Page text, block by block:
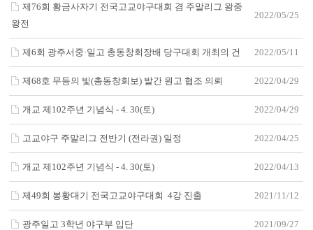
제76회 황금사자기 전국고교야구대회 겸 주말리그 왕중
왕전
2022/05/25
제6회 광주서중·일고 총동창회장배 당구대회 개최의 건 2022/05/11
제68호 무등의 빛(총동창회보) 발간 원고 협조 의뢰 2022/04/29
개교 제102주년 기념식 - 4. 30(토) 2022/04/29
고교야구 주말리그 전반기 (전라권) 일정 2022/04/25
개교 제102주년 기념식 - 4. 30(토) 2022/04/13
제49회 봉황대기 전국고교야구대회 4강 진출 2021/11/12
광주일고 3학년 야구부 입단 2021/09/27